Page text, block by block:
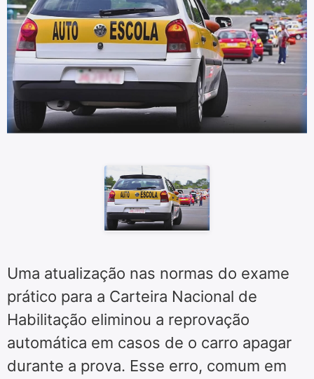
Uma atualização nas normas do exame
prático para a Carteira Nacional de
Habilitação eliminou a reprovação
automática em casos de o carro apagar
durante a prova. Esse erro, comum em